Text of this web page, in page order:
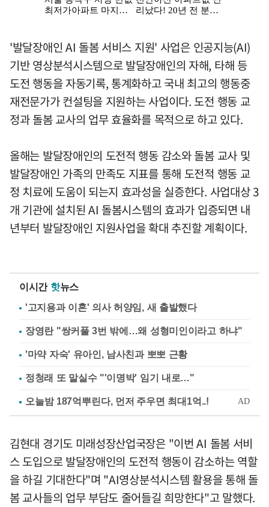
'발달장애인 AI 돌봄 서비스 지원' 사업은 인공지능(AI)
기반 영상분석시스템으로 발달장애인의 자해, 타해 등
도전 행동을 자동기록, 통계화하고 국내 최고의 행동중
재전문가가 컨설팅을 지원하는 사업이다. 도전 행동 교
정과 돌봄 교사의 업무 효율화를 목적으로 하고 있다.
올해는 발달장애인의 도전적 행동 감소와 돌봄 교사 및
발달장애인 가족의 만족도 지표를 통해 도전적 행동 교
정 치료에 도움이 되는지 효과성을 실증한다. 사업대상 3
개 기관에 설치된 AI 돌봄시스템의 효과가 입증되면 내
년부터 발달장애인 지원사업을 확대 추진할 계획이다.
이시간 핫뉴스
'고지용과 이혼' 의사 허양임, 새 출발했다
장영란 "쌍커풀 3번 밖에…왜 성형미인이라고 하냐"
'마약 자숙' 유아인, 남사친과 뽀뽀 근황
정청래 또 말실수 "'이명박' 임기 내로…"
김현대 경기도 미래성장산업국장은 "이번 AI 돌봄 서비
스 도입으로 발달장애인의 도전적 행동이 감소하는 역할
을 하길 기대한다"며 "AI영상분석시스템 활용을 통해 돌
봄 교사들의 업무 부담도 줄어들길 희망한다"고 말했다.